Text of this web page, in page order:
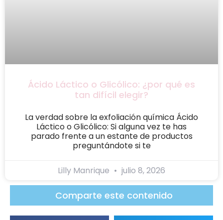
Ácido Láctico o Glicólico: ¿por qué es
tan difícil elegir?
La verdad sobre la exfoliación química Ácido
Láctico o Glicólico: Si alguna vez te has
parado frente a un estante de productos
preguntándote si te
Lilly Manrique julio 8, 2026
Comparte este contenido